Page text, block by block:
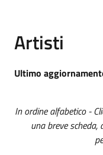
Artisti
Ultimo
In ordine alfabetico -
una breve